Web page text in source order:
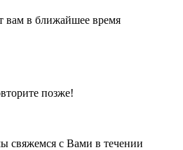
вам в ближайшее время
позже!
свяжемся с Вами в течении